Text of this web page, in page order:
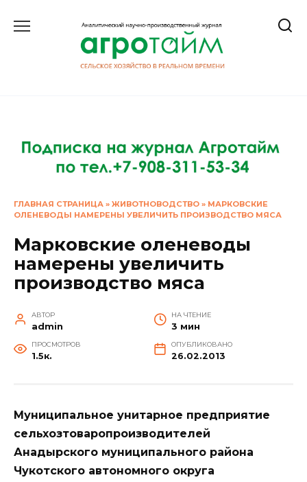
ГЛАВНАЯ СТРАНИЦА » ЖИВОТНОВОДСТВО » МАРКОВСКИЕ
ОЛЕНЕВОДЫ НАМЕРЕНЫ УВЕЛИЧИТЬ ПРОИЗВОДСТВО МЯСА
Марковские оленеводы
намерены увеличить
производство мяса
АВТОР
admin
НА ЧТЕНИЕ
3 мин
ПРОСМОТРОВ
1.5к.
ОПУБЛИКОВАНО
26.02.2013
Муниципальное унитарное предприятие
сельхозтоваропроизводителей
Анадырского муниципального района
Чукотского автономного округа